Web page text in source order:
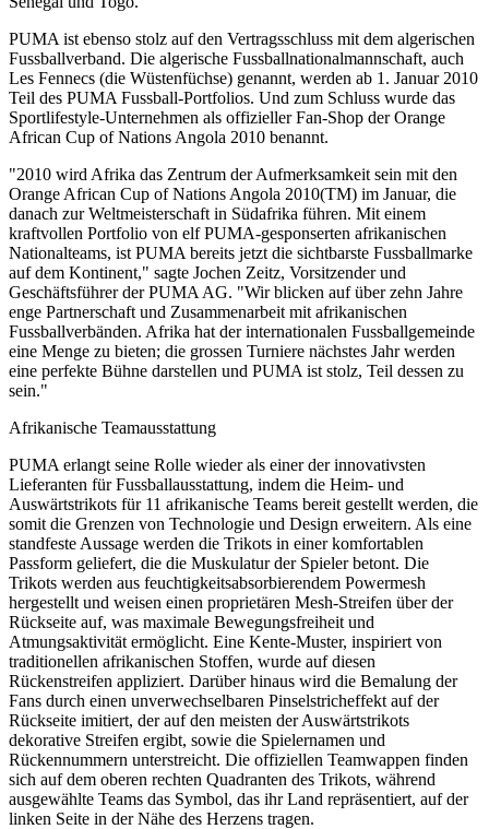
PUMA ist ebenso stolz auf den Vertragsschluss mit dem algerischen
Fussballverband. Die algerische Fussballnationalmannschaft, auch
Les Fennecs (die Wüstenfüchse) genannt, werden ab 1. Januar 2010
Teil des PUMA Fussball-Portfolios. Und zum Schluss wurde das
Sportlifestyle-Unternehmen als offizieller Fan-Shop der Orange
African Cup of Nations Angola 2010 benannt.
"2010 wird Afrika das Zentrum der Aufmerksamkeit sein mit den
Orange African Cup of Nations Angola 2010(TM) im Januar, die
danach zur Weltmeisterschaft in Südafrika führen. Mit einem
kraftvollen Portfolio von elf PUMA-gesponserten afrikanischen
Nationalteams, ist PUMA bereits jetzt die sichtbarste Fussballmarke
auf dem Kontinent," sagte Jochen Zeitz, Vorsitzender und
Geschäftsführer der PUMA AG. "Wir blicken auf über zehn Jahre
enge Partnerschaft und Zusammenarbeit mit afrikanischen
Fussballverbänden. Afrika hat der internationalen Fussballgemeinde
eine Menge zu bieten; die grossen Turniere nächstes Jahr werden
eine perfekte Bühne darstellen und PUMA ist stolz, Teil dessen zu
sein."
Afrikanische Teamausstattung
PUMA erlangt seine Rolle wieder als einer der innovativsten
Lieferanten für Fussballausstattung, indem die Heim- und
Auswärtstrikots für 11 afrikanische Teams bereit gestellt werden, die
somit die Grenzen von Technologie und Design erweitern. Als eine
standfeste Aussage werden die Trikots in einer komfortablen
Passform geliefert, die die Muskulatur der Spieler betont. Die
Trikots werden aus feuchtigkeitsabsorbierendem Powermesh
hergestellt und weisen einen proprietären Mesh-Streifen über der
Rückseite auf, was maximale Bewegungsfreiheit und
Atmungsaktivität ermöglicht. Eine Kente-Muster, inspiriert von
traditionellen afrikanischen Stoffen, wurde auf diesen
Rückenstreifen appliziert. Darüber hinaus wird die Bemalung der
Fans durch einen unverwechselbaren Pinselstricheffekt auf der
Rückseite imitiert, der auf den meisten der Auswärtstrikots
dekorative Streifen ergibt, sowie die Spielernamen und
Rückennummern unterstreicht. Die offiziellen Teamwappen finden
sich auf dem oberen rechten Quadranten des Trikots, während
ausgewählte Teams das Symbol, das ihr Land repräsentiert, auf der
linken Seite in der Nähe des Herzens tragen.